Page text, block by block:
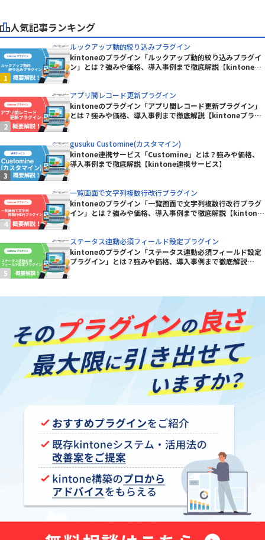
人気記事ランキング
ルックアップ動的絞り込みプラグイン
kintoneのプラグイン「ルックアップ動的絞り込みプラグイ
ン」とは？強みや価格、導入事例まで徹底解説【kintoneプ
アプリ間レコード更新プラグイン
kintoneのプラグイン「アプリ間レコード更新プラグイン」
とは？強みや価格、導入事例まで徹底解説【kintoneプラグ
gusuku Customine(カスタマイン)
kintone連携サービス「Customine」とは？強みや価格、
導入事例まで徹底解説【kintone連携サービス】
一覧画面で文字列複数行改行プラグイン
kintoneのプラグイン「一覧画面で文字列複数行改行プラグ
イン」とは？強みや価格、導入事例まで徹底解説【kintone
ステータス連動必須フィールド設定プラグイン
kintoneのプラグイン「ステータス連動必須フィールド設定
プラグイン」とは？強みや価格、導入事例まで徹底解説